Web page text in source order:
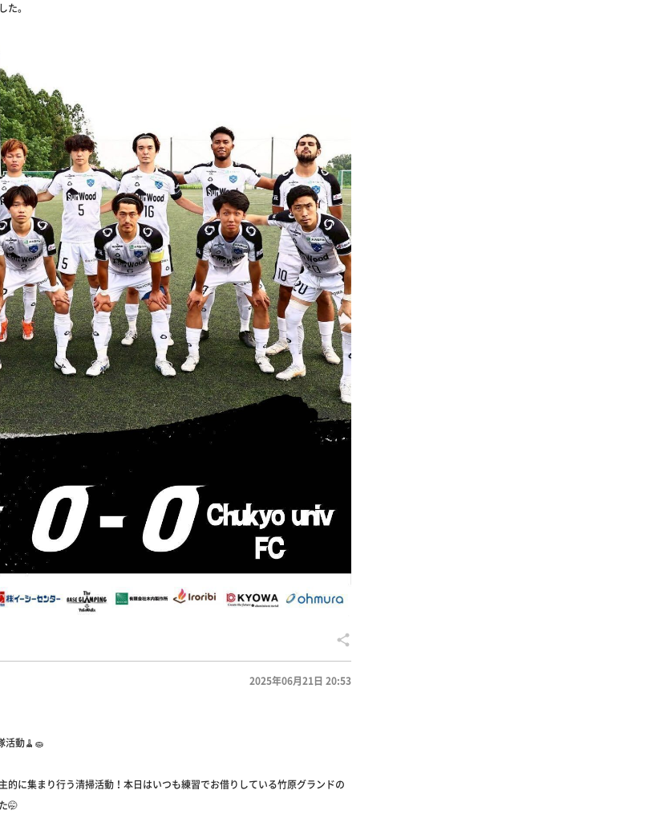
た。
2025年06月21日 20:53
活動🧹🧽
的に集まり行う清掃活動！本日はいつも練習でお借りしている竹原グランドの
🤭